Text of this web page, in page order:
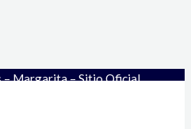
Margarita – Sitio Oficial